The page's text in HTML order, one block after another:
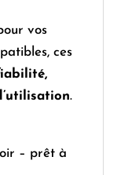
vos
ces
.
– prêt à